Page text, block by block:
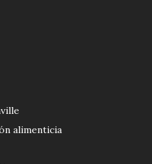
alimenticia